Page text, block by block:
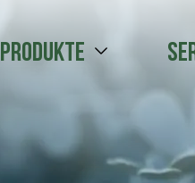
Produkte